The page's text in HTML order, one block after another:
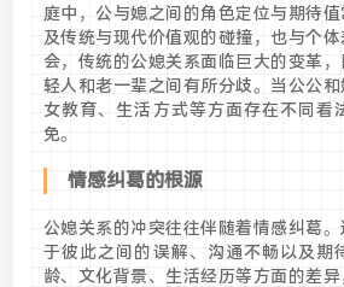
庭中，公与媳之间的角色定位与期待
及传统与现代价值观的碰撞，也与个
会，传统的公媳关系面临巨大的变革
轻人和老一辈之间有所分歧。当公公
女教育、生活方式等方面存在不同看
免。
情感纠葛的根源
公媳关系的冲突往往伴随着情感纠葛
于彼此之间的误解、沟通不畅以及期
龄、文化背景、生活经历等方面的差